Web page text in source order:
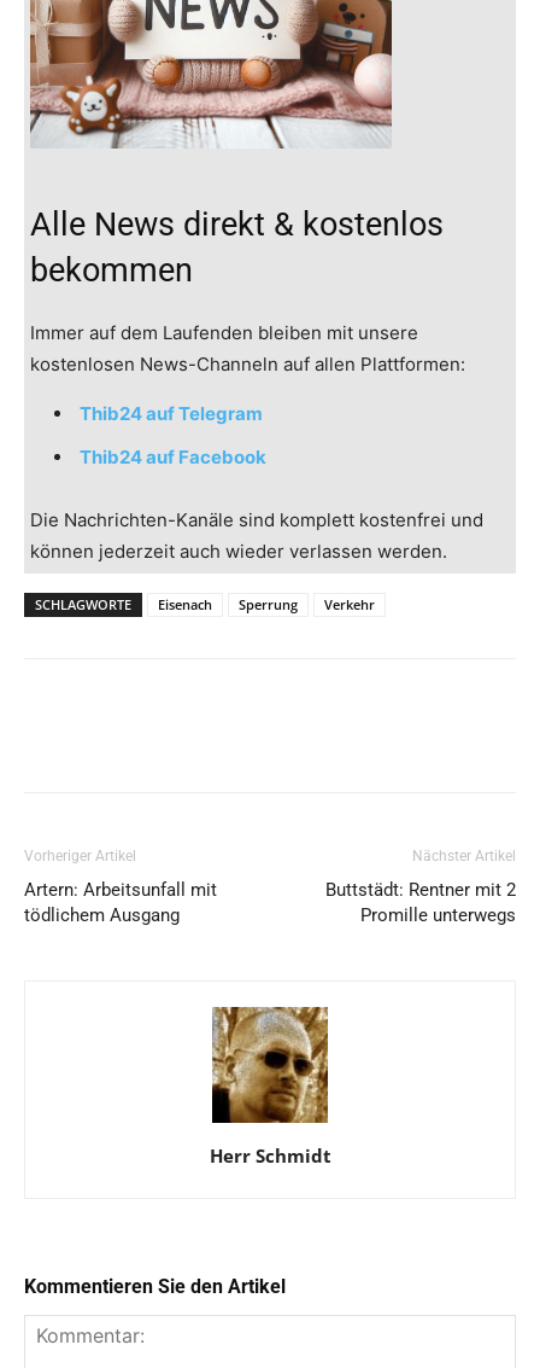
Alle News direkt & kostenlos
bekommen
Immer auf dem Laufenden bleiben mit unsere
kostenlosen News-Channeln auf allen Plattformen:
Thib24 auf Telegram
Thib24 auf Facebook
Die Nachrichten-Kanäle sind komplett kostenfrei und
können jederzeit auch wieder verlassen werden.
SCHLAGWORTE Eisenach Sperrung Verkehr
Vorheriger Artikel
Artern: Arbeitsunfall mit
tödlichem Ausgang
Nächster Artikel
Buttstädt: Rentner mit 2
Promille unterwegs
Herr Schmidt
Kommentieren Sie den Artikel